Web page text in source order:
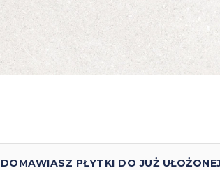
PŁYTKI DO JUŻ